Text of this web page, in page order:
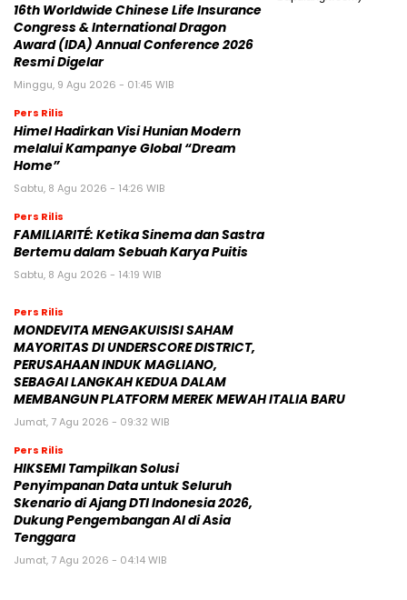
16th Worldwide Chinese Life Insurance
Congress & International Dragon
Award (IDA) Annual Conference 2026
Resmi Digelar
Minggu, 9 Agu 2026 - 01:45 WIB
Pers Rilis
Himel Hadirkan Visi Hunian Modern
melalui Kampanye Global “Dream
Home”
Sabtu, 8 Agu 2026 - 14:26 WIB
Pers Rilis
FAMILIARITÉ: Ketika Sinema dan Sastra
Bertemu dalam Sebuah Karya Puitis
Sabtu, 8 Agu 2026 - 14:19 WIB
Pers Rilis
MONDEVITA MENGAKUISISI SAHAM
MAYORITAS DI UNDERSCORE DISTRICT,
PERUSAHAAN INDUK MAGLIANO,
SEBAGAI LANGKAH KEDUA DALAM
MEMBANGUN PLATFORM MEREK MEWAH ITALIA BARU
Jumat, 7 Agu 2026 - 09:32 WIB
Pers Rilis
HIKSEMI Tampilkan Solusi
Penyimpanan Data untuk Seluruh
Skenario di Ajang DTI Indonesia 2026,
Dukung Pengembangan AI di Asia
Tenggara
Jumat, 7 Agu 2026 - 04:14 WIB